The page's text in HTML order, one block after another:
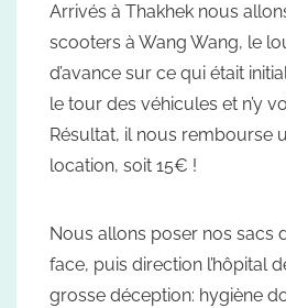
Arrivés à Thakhek nous
scooters à Wang Wang, le
d’avance sur ce qui était
le tour des véhicules et n’y
Résultat, il nous rembourse
location, soit 15€ !
Nous allons poser nos sacs
face, puis direction l’hôpital
grosse déception: hygiène